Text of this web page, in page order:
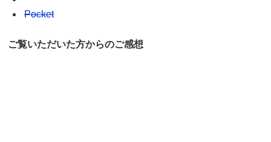
Pocket
ご覧いただいた方からのご感想